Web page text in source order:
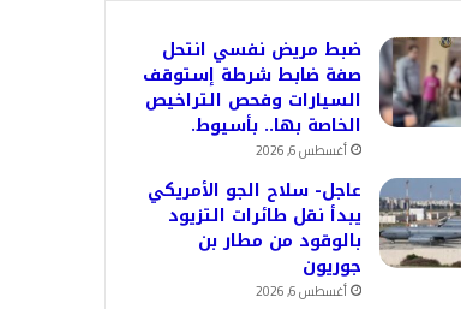
ضبط مريض نفسي انتحل
صفة ضابط شرطة إستوقف
السيارات وفحص التراخيص
الخاصة بها.. بأسيوط.
أغسطس 6, 2026
عاجل- سلاح الجو الأمريكي
يبدأ نقل طائرات التزيود
بالوقود من مطار بن
جوريون
أغسطس 6, 2026